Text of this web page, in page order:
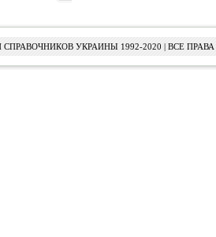
УКРАИНЫ 1992-2020 | ВСЕ